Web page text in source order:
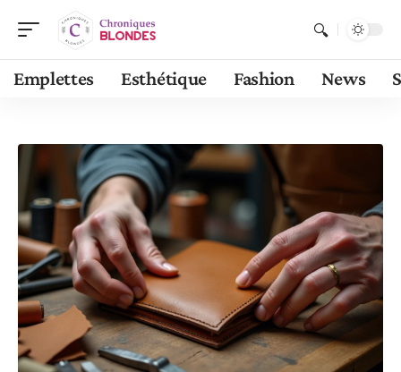
Emplettes Esthétique Fashion News